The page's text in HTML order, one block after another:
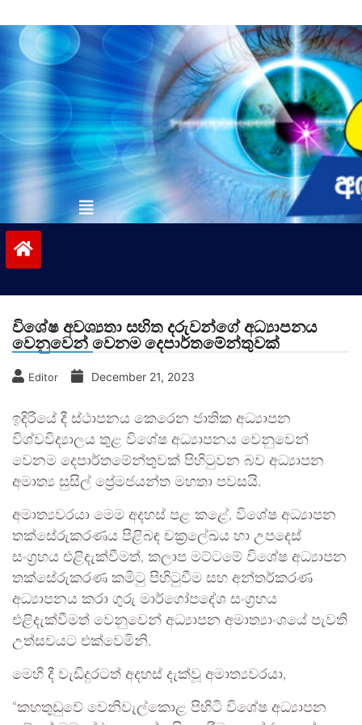
to
contentvinivida.lk
විශේෂ අවශ්‍යතා සහිත දරුවන්ගේ අධ්‍යාපනය
වෙනුවෙන් වෙනම දෙපාර්තමේන්තුවක්
Editor December 21, 2023
ඉදිරියේ දී ස්ථාපනය කෙරෙන ජාතික අධ්‍යාපන
විශ්වවිද්‍යාලය තුළ විශේෂ අධ්‍යාපනය වෙනුවෙන්
වෙනම දෙපාර්තමේන්තුවක් පිහිටුවන බව අධ්‍යාපන
අමාත්‍ය සුසිල් ප්‍රේමජයන්ත මහතා පවසයි.
අමාත්‍යවරයා මෙම අදහස් පළ කළේ, විශේෂ අධ්‍යාපන
තක්සේරුකරණය පිළිබඳ චක්‍රලේඛය හා උපදෙස්
සංග්‍රහය එළිදැක්වීමත්, කලාප මට්ටමේ විශේෂ අධ්‍යාපන
තක්සේරුකරණ කමිටු පිහිටුවීම සහ අන්තර්කරණ
අධ්‍යාපනය කරා ගුරු මාර්ගෝපදේශ සංග්‍රහය
එළිදැක්වීමත් වෙනුවෙන්‍ අධ්‍යාපන අමාත්‍යාංශයේ පැවති
උත්සවයට එක්වෙමිනි.
මෙහි දී වැඩිදුරටත් අදහස් දැක්වූ අමාත්‍යවරයා,
“කහතුඩුවේ වෙනිවැල්කොළ පිහිටි විශේෂ අධ්‍යාපන